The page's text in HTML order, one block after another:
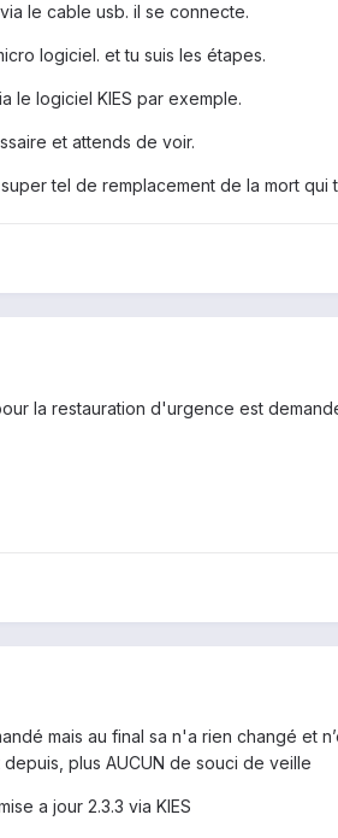
le cable usb. il se connecte.
logiciel. et tu suis les étapes.
le logiciel KIES par exemple.
et attends de voir.
tel de remplacement de la mort
la restauration d'urgence est
mais au final sa n'a rien changé et
plus AUCUN de souci de veille
a jour 2.3.3 via KIES